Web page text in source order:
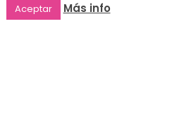
Aceptar Más info